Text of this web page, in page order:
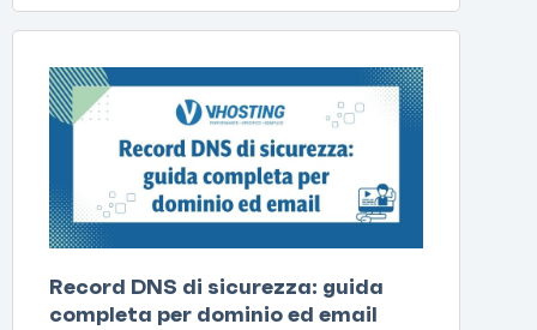
Record DNS di sicurezza: guida
completa per dominio ed email